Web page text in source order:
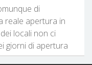
di
reale apertura in
locali non ci
giorni di apertura